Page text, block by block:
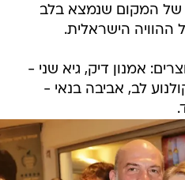
של המקום שנמצא בלב
ההוויה הישראלית.
אמנון דיק, גיא שני -
לב, אביבה בנאי -